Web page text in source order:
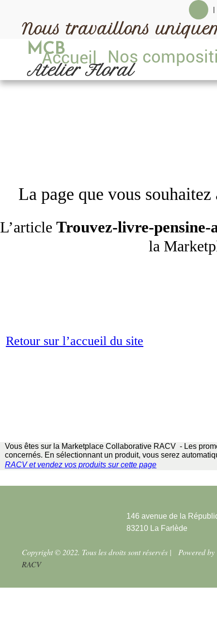
Nous travaillons
MCB
Atelier Floral
Accueil Nos
La page que vous
L’article Trouvez-livre-pensine-
la
Retour sur l’accueil du site
Vous êtes sur la Marketplace Collaborative RACV - Les
concernés. En sélectionnant un produit, vous serez
RACVet vendez vos produits sur cette page
146 avenue de la
83210 La Farlède
Copyright © 2022. Tous les droits sont réservés | Powered by
RACV